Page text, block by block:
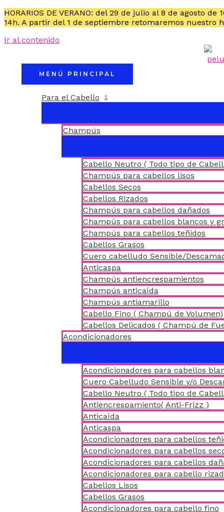
HORARIOS DE VERANO: del 29 de julio al 8 de agosto
14h. A partir del 1 de septiembre retomaremos nuestro
Ir al contenido
MENÚ PRINCIPAL
Para el Cabello
Champús
Cabello Neutro ( Todo tipo de
Champús para cabellos lisos
Cabellos Secos
Cabellos Rizados
Champús para cabellos dañados
Champús para cabellos blancos y
Champús para cabellos teñidos
Cabellos Grasos
Cuero cabelludo Sensible/
Anticaspa
Champús antiencrespamientos
Champús anticaída
Champús antiamarillo
Cabello Fino ( Champú de Volumen)
Cabellos Delicados ( Champú de
Acondicionadores
Acondicionadores para cabellos
Cuero Cabelludo Sensible y/ó
Cabello Neutro ( Todo tipo de
Antiencrespamiento( Anti-Frizz )
Anticaída
Anticaspa
Acondicionadores para cabellos
Acondicionadores para cabellos
Acondicionadores para cabellos
Acondicionadores para cabello
Cabellos Lisos
Cabellos Grasos
Acondicionadores para cabello fino